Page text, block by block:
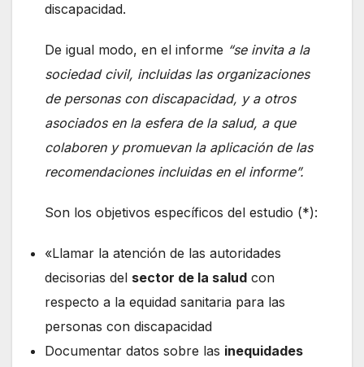
discapacidad.
De igual modo, en el informe “se invita a la
sociedad civil, incluidas las organizaciones
de personas con discapacidad, y a otros
asociados en la esfera de la salud, a que
colaboren y promuevan la aplicación de las
recomendaciones incluidas en el informe”.
Son los objetivos específicos del estudio (*):
«Llamar la atención de las autoridades
decisorias del sector de la salud con
respecto a la equidad sanitaria para las
personas con discapacidad
Documentar datos sobre las inequidades